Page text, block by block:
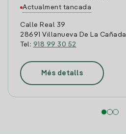
Actualment tancada
Calle Real 39
28691 Villanueva De La Cañada
Tel: 918 99 30 52
Més detalls